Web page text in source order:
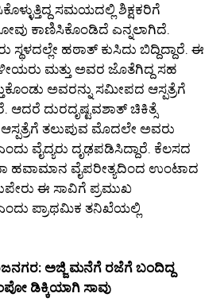
ಸಮಯದಲ್ಲಿ ಶಿಕ್ಷಕರಿಗೆ
ಕಾಣಿಸಿಕೊಂಡಿದೆ ಎನ್ನಲಾಗಿದೆ.
ಹಠಾತ್ ಕುಸಿದು ಬಿದ್ದಿದ್ದಾರೆ. ಈ
ಮತ್ತು ಅವರ ಜೊತೆಗಿದ್ದ ಸಹ
ಅವರನ್ನು ಸಮೀಪದ ಆಸ್ಪತ್ರೆಗೆ
ಆದರೆ ದುರದೃಷ್ಟವಶಾತ್ ಚಿಕಿತ್ಸೆ
ತಲುಪುವ ಮೊದಲೇ ಅವರು
ವೈದ್ಯರು ದೃಢಪಡಿಸಿದ್ದಾರೆ. ಕೆಲಸದ
ಹವಾಮಾನ ವೈಪರೀತ್ಯದಿಂದ ಉಂಟಾದ
ಈ ಸಾವಿಗೆ ಪ್ರಮುಖ
ಪ್ರಾಥಮಿಕ ತನಿಖೆಯಲ್ಲಿ
ಅಜ್ಜಿ ಮನೆಗೆ ರಜೆಗೆ ಬಂದಿದ್ದ
ಡಿಕ್ಕಿಯಾಗಿ ಸಾವು